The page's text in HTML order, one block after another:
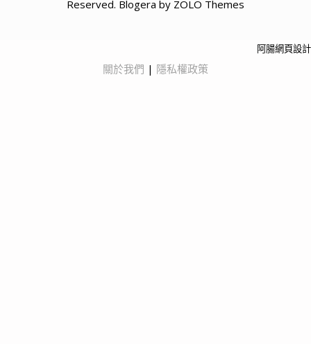
Reserved. Blogera by ZOLO Themes
阿腸網頁設計
關於我們 | 隱私權政策